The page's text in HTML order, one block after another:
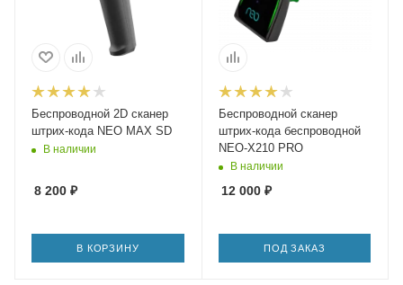
Беспроводной 2D сканер
штрих-кода NEO MAX SD
В наличии
8 200 ₽
В КОРЗИНУ
Беспроводной сканер
штрих-кода беспроводной
NEO-X210 PRO
В наличии
12 000₽
ПОД ЗАКАЗ